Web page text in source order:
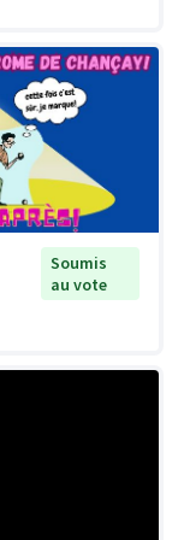
Soumis
au vote